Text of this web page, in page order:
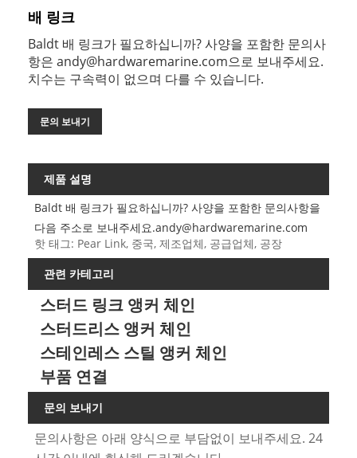
배 링크
Baldt 배 링크가 필요하십니까? 사양을 포함한 문의사
항은 andy@hardwaremarine.com으로 보내주세요.
치수는 구속력이 없으며 다를 수 있습니다.
문의 보내기
제품 설명
Baldt 배 링크가 필요하십니까? 사양을 포함한 문의사항을
다음 주소로 보내주세요.andy@hardwaremarine.com
핫 태그: Pear Link, 중국, 제조업체, 공급업체, 공장
관련 카테고리
스터드 링크 앵커 체인
스터드리스 앵커 체인
스테인레스 스틸 앵커 체인
부품 연결
문의 보내기
문의사항은 아래 양식으로 부담없이 보내주세요. 24